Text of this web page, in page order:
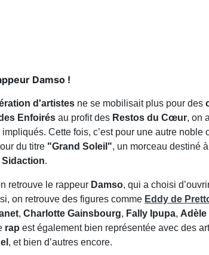
Damso !
d'artistes ne se mobilisait plus pour des
Enfoirés au profit des Restos du Cœur, on
Cette fois, c’est pour une autre noble
du titre "Grand Soleil", un morceau destiné à
Sidaction.
retrouve le rappeur Damso, qui a choisi
on retrouve des figures comme Eddy de
, Charlotte Gainsbourg, Fally Ipupa, Adèle
rap est également bien représentée avec des
, et bien d’autres encore.